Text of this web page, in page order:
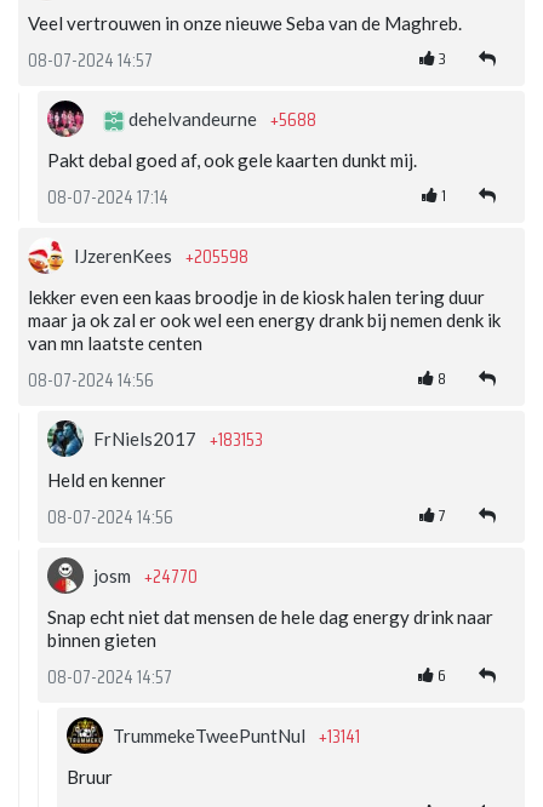
Veel vertrouwen in onze nieuwe Seba van de Maghreb.
08-07-2024 14:57 3
dehelvandeurne +5688
Pakt debal goed af, ook gele kaarten dunkt mij.
08-07-2024 17:14 1
IJzerenKees +205598
lekker even een kaas broodje in de kiosk halen tering duur
maar ja ok zal er ook wel een energy drank bij nemen denk ik
van mn laatste centen
08-07-2024 14:56 8
FrNiels2017 +183153
Held en kenner
08-07-2024 14:56 7
josm +24770
Snap echt niet dat mensen de hele dag energy drink naar
binnen gieten
08-07-2024 14:57 6
TrummekeTweePuntNul +13141
Bruur